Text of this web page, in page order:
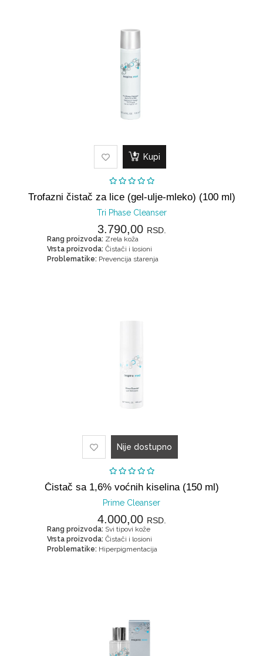
Kupi
Trofazni čistač za lice (gel-ulje-mleko) (100 ml)
Tri Phase Cleanser
3.790,00 RSD.
Rang proizvoda: Zrela koža
Vrsta proizvoda: Čistači i losioni
Problematike: Prevencija starenja
Nije dostupno
Čistač sa 1,6% voćnih kiselina (150 ml)
Prime Cleanser
4.000,00 RSD.
Rang proizvoda: Svi tipovi kože
Vrsta proizvoda: Čistači i losioni
Problematike: Hiperpigmentacija